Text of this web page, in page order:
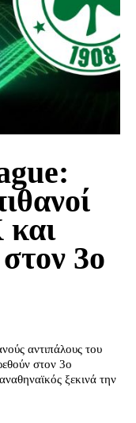
3ο
αντιπάλους του
στον 3ο
ξεκινά την